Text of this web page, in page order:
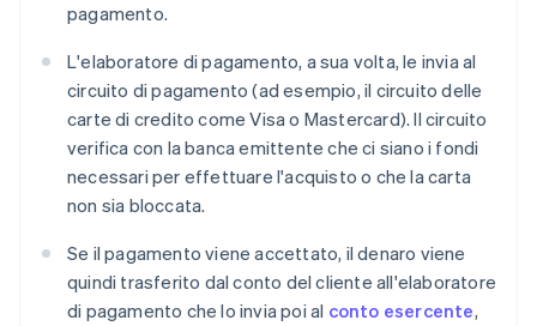
pagamento.
L'elaboratore di pagamento, a sua volta, le invia al
circuito di pagamento (ad esempio, il circuito delle
carte di credito come Visa o Mastercard). Il circuito
verifica con la banca emittente che ci siano i fondi
necessari per effettuare l'acquisto o che la carta
non sia bloccata.
Se il pagamento viene accettato, il denaro viene
quindi trasferito dal conto del cliente all'elaboratore
di pagamento che lo invia poi al conto esercente,